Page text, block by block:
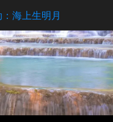
海上生明月